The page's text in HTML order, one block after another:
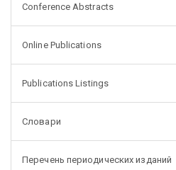
Conference Abstracts
Online Publications
Publications Listings
Словари
Перечень периодических изданий